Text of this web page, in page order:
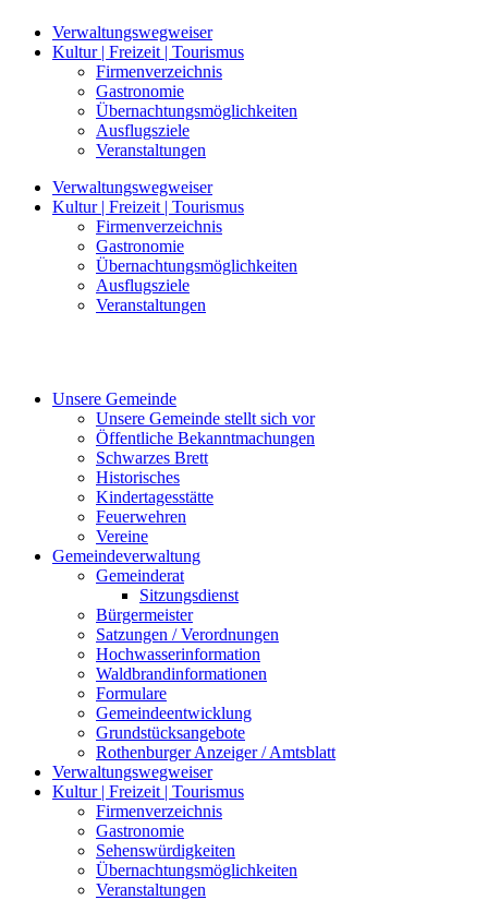
Verwaltungswegweiser
Kultur | Freizeit | Tourismus
Firmenverzeichnis
Gastronomie
Übernachtungsmöglichkeiten
Ausflugsziele
Veranstaltungen
Verwaltungswegweiser
Kultur | Freizeit | Tourismus
Firmenverzeichnis
Gastronomie
Übernachtungsmöglichkeiten
Ausflugsziele
Veranstaltungen
Unsere Gemeinde
Unsere Gemeinde stellt sich vor
Öffentliche Bekanntmachungen
Schwarzes Brett
Historisches
Kindertagesstätte
Feuerwehren
Vereine
Gemeindeverwaltung
Gemeinderat
Sitzungsdienst
Bürgermeister
Satzungen / Verordnungen
Hochwasserinformation
Waldbrandinformationen
Formulare
Gemeindeentwicklung
Grundstücksangebote
Rothenburger Anzeiger / Amtsblatt
Verwaltungswegweiser
Kultur | Freizeit | Tourismus
Firmenverzeichnis
Gastronomie
Sehenswürdigkeiten
Übernachtungsmöglichkeiten
Veranstaltungen